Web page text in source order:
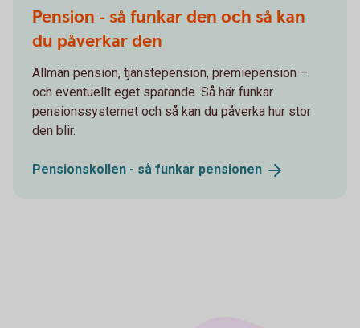
Pension - så funkar den och så kan
du påverkar den
Allmän pension, tjänstepension, premiepension –
och eventuellt eget sparande. Så här funkar
pensionssystemet och så kan du påverka hur stor
den blir.
Pensionskollen - så funkar pensionen